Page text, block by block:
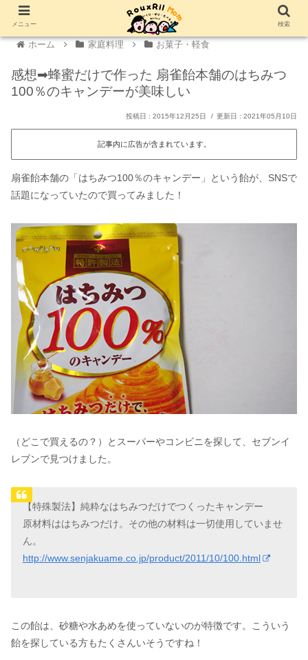
ホーム 家庭料理 お菓子・軽食
感想➡蜂蜜だけで作った 扇雀飴本舗のはちみつ
100％のキャンデーが美味しい
2015年12月25日 2021年05月10日
記事内に広告が含まれています。
扇雀飴本舗の「はちみつ100％のキャンデー」という飴が、SNSで
話題になっていたので買ってみました！
（どこで買えるの？）とスーパーやコンビニを探して、セブンイ
レブンで見つけました。
【特殊製法】純粋なはちみつだけでつくったキャンデー
原材料ははちみつだけ。その他の材料は一切使用していませ
ん。
http://www.senjakuame.co.jp/product/2011/10/100.html
この飴は、砂糖や水あめを使っていないのが特徴です。こういう
飴を探している方もたくさんいそうですね！
メニュー 検索